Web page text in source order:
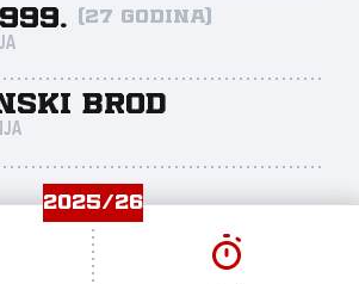
(27 godina)
Brod
2025/26